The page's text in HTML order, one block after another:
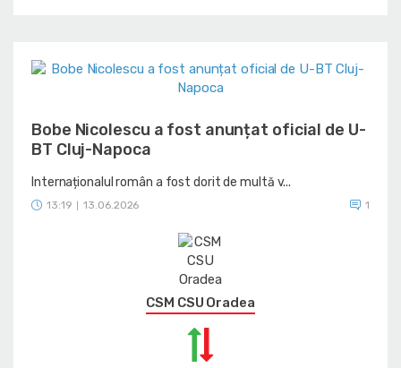
Bobe Nicolescu a fost anunțat oficial de U-
BT Cluj-Napoca
Internaționalul român a fost dorit de multă v...
13:19 13.06.2026 1
CSM CSU Oradea